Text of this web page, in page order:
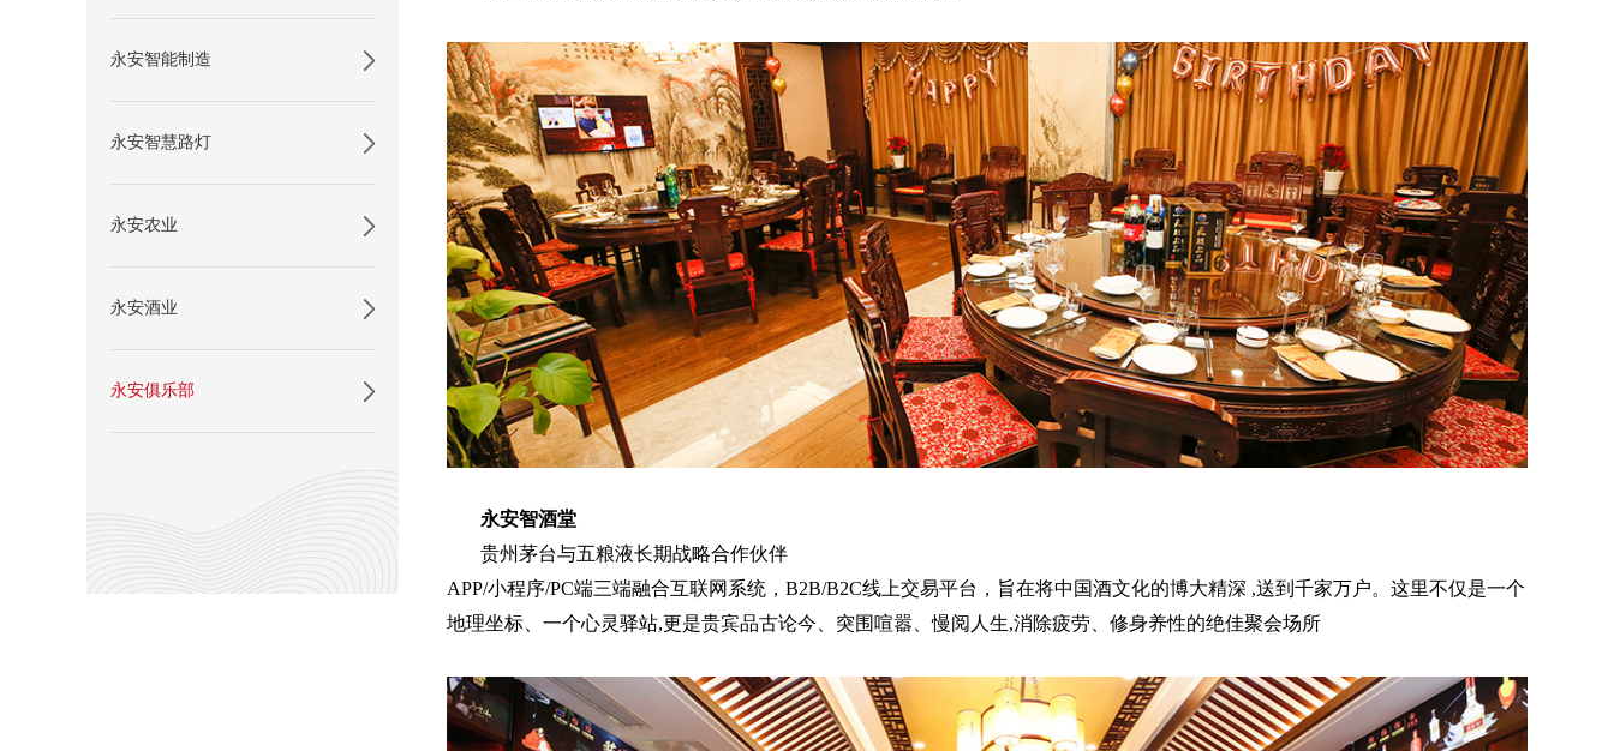
永安智能制造
永安智慧路灯
永安农业
永安酒业
永安俱乐部
永安智酒堂
贵州茅台与五粮液长期战略合作伙伴
APP/小程序/PC端三端融合互联网系统，B2B/B2C线上交易平台，旨在将中国酒文化的博大精深 ,送到千家万户。这里不仅是一个
地理坐标、一个心灵驿站,更是贵宾品古论今、突围喧嚣、慢阅人生,消除疲劳、修身养性的绝佳聚会场所